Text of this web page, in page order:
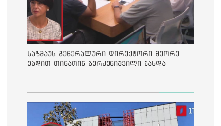
საზმაუს გენერალური დირექტორი მეორე
ვადით თინათინ ბერძენიშვილი გახდა